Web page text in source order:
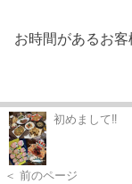
お時間があるお
初めまして‼
＜ 前のページ